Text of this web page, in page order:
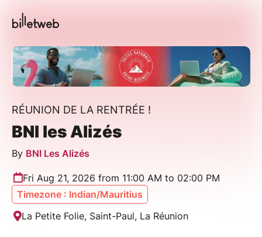
RÉUNION DE LA RENTRÉE !
BNI les Alizés
By BNI Les Alizés
Fri Aug 21, 2026 from 11:00 AM to 02:00 PM
Timezone : Indian/Mauritius
La Petite Folie, Saint-Paul, La Réunion